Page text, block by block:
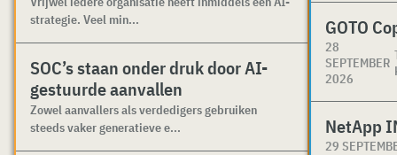
strategie. Veel min...
SOC’s staan onder druk door AI-
gestuurde aanvallen
Zowel aanvallers als verdedigers gebruiken
steeds vaker generatieve e...
GOTO
28
SEPTEMBER
2026
NetApp
29